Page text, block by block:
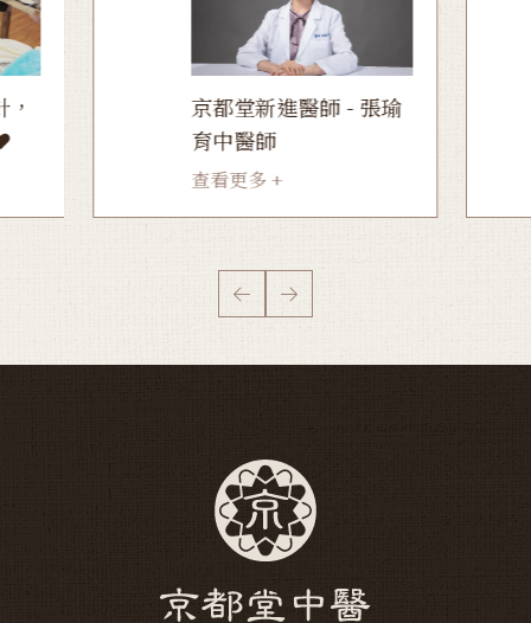
京都堂新進醫師 - 張瑜
育中醫師
查看更多 +